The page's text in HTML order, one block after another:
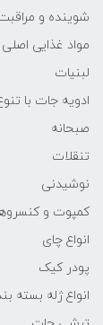
شوینده و
مواد غذایی اصلی
لبنیات
ادویه جات با
صبحانه
تنقلات
نوشیدنی
کمپوت و
انواع چای
پودر کیک
انواع ژله بسته